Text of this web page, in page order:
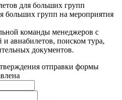
для больших групп
больших групп на мероприятия
команды менеджеров с
авиабилетов, поиском тура,
документов.
отправки формы